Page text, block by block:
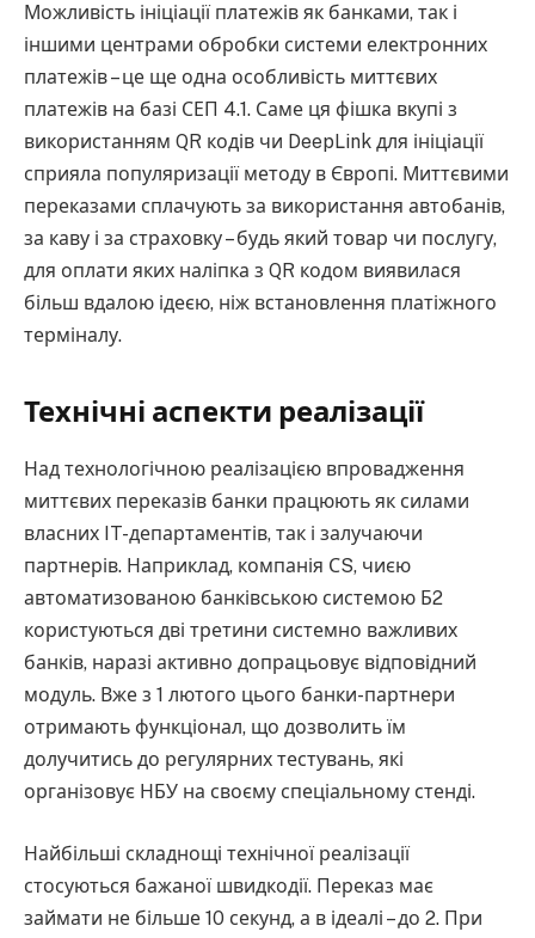
Можливість ініціації платежів як банками, так і
іншими центрами обробки системи електронних
платежів – це ще одна особливість миттєвих
платежів на базі СЕП 4.1. Саме ця фішка вкупі з
використанням QR кодів чи DeepLink для ініціації
сприяла популяризації методу в Європі. Миттєвими
переказами сплачують за використання автобанів,
за каву і за страховку – будь який товар чи послугу,
для оплати яких наліпка з QR кодом виявилася
більш вдалою ідеєю, ніж встановлення платіжного
терміналу.
Технічні аспекти реалізації
Над технологічною реалізацією впровадження
миттєвих переказів банки працюють як силами
власних IT-департаментів, так і залучаючи
партнерів. Наприклад, компанія СS, чиєю
автоматизованою банківською системою Б2
користуються дві третини системно важливих
банків, наразі активно допрацьовує відповідний
модуль. Вже з 1 лютого цього банки-партнери
отримають функціонал, що дозволить їм
долучитись до регулярних тестувань, які
організовує НБУ на своєму спеціальному стенді.
Найбільші складнощі технічної реалізації
стосуються бажаної швидкодії. Переказ має
займати не більше 10 секунд, а в ідеалі – до 2. При